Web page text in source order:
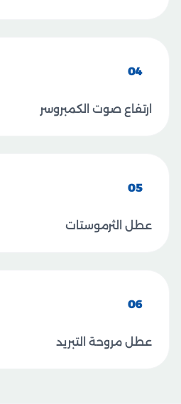
04
ارتفاع صوت الكمبروسر
05
عطل الثرموستات
06
عطل مروحة التبريد